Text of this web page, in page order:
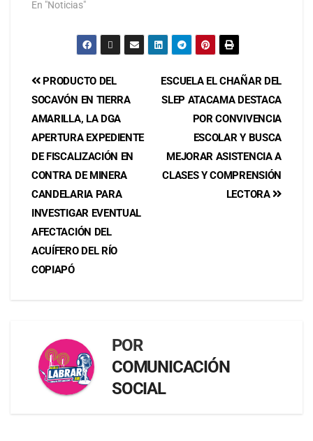
En "Noticias"
ESCUELA EL CHAÑAR DEL
SLEP ATACAMA DESTACA
POR CONVIVENCIA
ESCOLAR Y BUSCA
MEJORAR ASISTENCIA A
CLASES Y COMPRENSIÓN
LECTORA
PRODUCTO DEL
SOCAVÓN EN TIERRA
AMARILLA, LA DGA
APERTURA EXPEDIENTE
DE FISCALIZACIÓN EN
CONTRA DE MINERA
CANDELARIA PARA
INVESTIGAR EVENTUAL
AFECTACIÓN DEL
ACUÍFERO DEL RÍO
COPIAPÓ
POR
COMUNICACIÓN
SOCIAL